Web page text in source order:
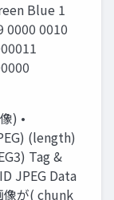
Blue 1
0010
) •
(length)
Tag &
JPEG Data
像が( chunk